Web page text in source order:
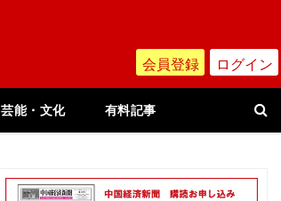
会員登録 ログイン
芸能・文化 有料記事